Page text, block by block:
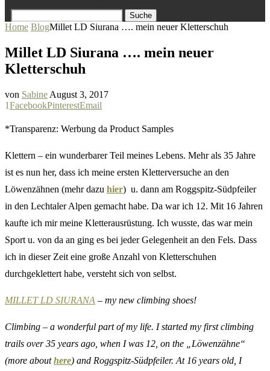
Suche
Home BlogMillet LD Siurana …. mein neuer Kletterschuh
Millet LD Siurana …. mein neuer
Kletterschuh
von Sabine August 3, 2017
1FacebookPinterestEmail
*Transparenz: Werbung da Product Samples
Klettern – ein wunderbarer Teil meines Lebens. Mehr als 35 Jahre
ist es nun her, dass ich meine ersten Kletterversuche an den
Löwenzähnen (mehr dazu hier) u. dann am Roggspitz-Südpfeiler
in den Lechtaler Alpen gemacht habe. Da war ich 12. Mit 16 Jahren
kaufte ich mir meine Kletterausrüstung. Ich wusste, das war mein
Sport u. von da an ging es bei jeder Gelegenheit an den Fels. Dass
ich in dieser Zeit eine große Anzahl von Kletterschuhen
durchgeklettert habe, versteht sich von selbst.
MILLET LD SIURANA – my new climbing shoes!
Climbing – a wonderful part of my life. I started my first climbing
trails over 35 years ago, when I was 12, on the „Löwenzähne“
(more abouthere) and Roggspitz-Südpfeiler. At 16 years old, I